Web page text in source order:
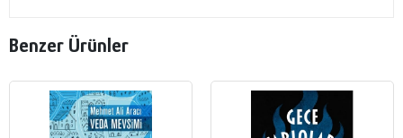
Benzer Ürünler